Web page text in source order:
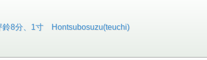
鈴8分、1寸 Hontsubosuzu(teuchi)